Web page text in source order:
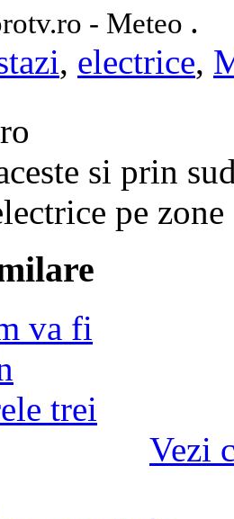
- Meteo .
, electrice,
si prin
pe
Vezi